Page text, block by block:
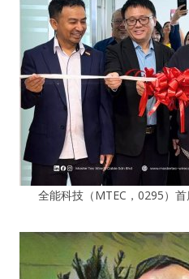
全能科技（MTEC，0295）